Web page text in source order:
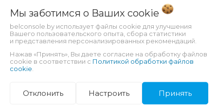
Полюбуйтесь потрясающими видами,
преодолевая штормовые воды, ныряя в
места подводных кораблекрушений или
пробираясь через густые тропические
джунгли. Благодаря таким функциям, как
Dolby Atmos и трассировка лучей, каждая
захватывающей, воплощая в жизнь красоту
Мы заботимся о Ваших cookie
belconsole.by использует файлы cookie для улучшения
Вашего пользовательского опыта, сбора статистики
и представления персонализированных рекомендаций.
Нажав «Принять», Вы даете согласие на обработку файлов
cookie в соответствии с Политикой обработки файлов
cookie
Отклонить Настроить Принять